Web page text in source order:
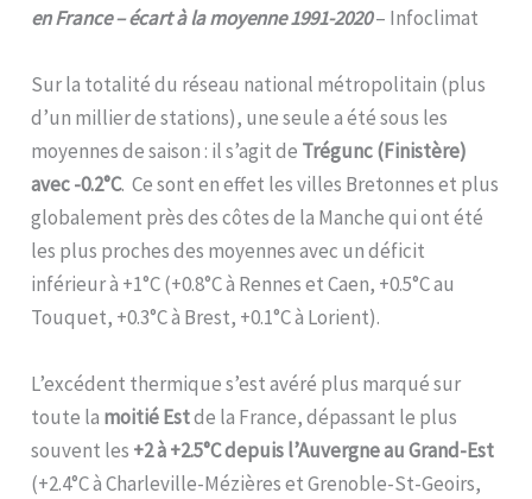
en France – écart à la moyenne 1991-2020– Infoclimat
Sur la totalité du réseau national métropolitain (plus
d’un millier de stations), une seule a été sous les
moyennes de saison : il s’agit de Trégunc (Finistère)
avec -0.2°C. Ce sont en effet les villes Bretonnes et plus
globalement près des côtes de la Manche qui ont été
les plus proches des moyennes avec un déficit
inférieur à +1°C (+0.8°C à Rennes et Caen, +0.5°C au
Touquet, +0.3°C à Brest, +0.1°C à Lorient).
L’excédent thermique s’est avéré plus marqué sur
toute la moitié Estde la France, dépassant le plus
souvent les +2 à +2.5°C depuis l’Auvergne au Grand-Est
(+2.4°C à Charleville-Mézières et Grenoble-St-Geoirs,